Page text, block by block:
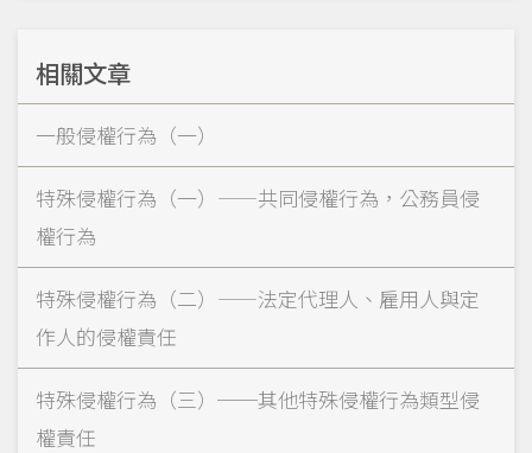
相關文章
一般侵權行為（一）
特殊侵權行為（一）——共同侵權行為，公務員侵
權行為
特殊侵權行為（二）——法定代理人、雇用人與定
作人的侵權責任
特殊侵權行為（三）──其他特殊侵權行為類型侵
權責任